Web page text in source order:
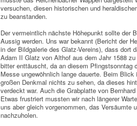
versuchen, diesen historischen und
zu beanstanden.
Der vermeintlich nächste Höhepunkt sollte der
Aussig werden. Uns war bekannt (Bericht der
in der Bildgalerie des Glatz-Vereins), dass dort
Adam II Glatz von Althof aus dem Jahr 1588
bitter enttäuscht, da an diesem Pfingstsonntag
Messe ungewöhnlich lange dauerte. Beim
großen Denkmal nichts zu sehen, da dieses
verdeckt war. Auch die Grabplatte von
Etwas frustriert mussten wir nach längerer
uns aber gleich vorgenommen, das Versäumte
nachzuholen.